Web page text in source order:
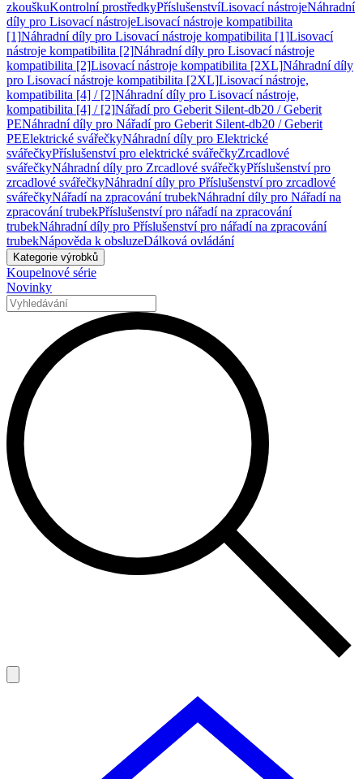
zkouškuKontrolní prostředkyPříslušenstvíLisovací nástrojeNáhradní
díly pro Lisovací nástrojeLisovací nástroje kompatibilita
[1]Náhradní díly pro Lisovací nástroje kompatibilita [1]Lisovací
nástroje kompatibilita [2]Náhradní díly pro Lisovací nástroje
kompatibilita [2]Lisovací nástroje kompatibilita [2XL]Náhradní díly
pro Lisovací nástroje kompatibilita [2XL]Lisovací nástroje,
kompatibilita [4] / [2]Náhradní díly pro Lisovací nástroje,
kompatibilita [4] / [2]Nářadí pro Geberit Silent-db20 / Geberit
PENáhradní díly pro Nářadí pro Geberit Silent-db20 / Geberit
PEElektrické svářečkyNáhradní díly pro Elektrické
svářečkyPříslušenství pro elektrické svářečkyZrcadlové
svářečkyNáhradní díly pro Zrcadlové svářečkyPříslušenství pro
zrcadlové svářečkyNáhradní díly pro Příslušenství pro zrcadlové
svářečkyNářadí na zpracování trubekNáhradní díly pro Nářadí na
zpracování trubekPříslušenství pro nářadí na zpracování
trubekNáhradní díly pro Příslušenství pro nářadí na zpracování
trubekNápověda k obsluzeDálková ovládání
Kategorie výrobků
Koupelnové série
Novinky